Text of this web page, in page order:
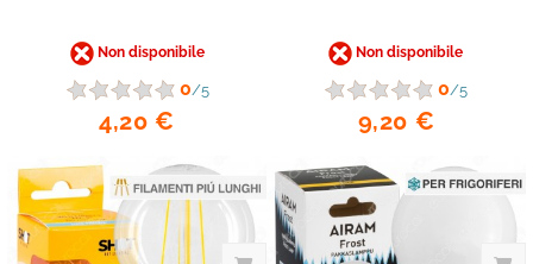
favorite_border
Non disponibile
0/5
4,20 €
Non disponibile
0/5
9,20 €